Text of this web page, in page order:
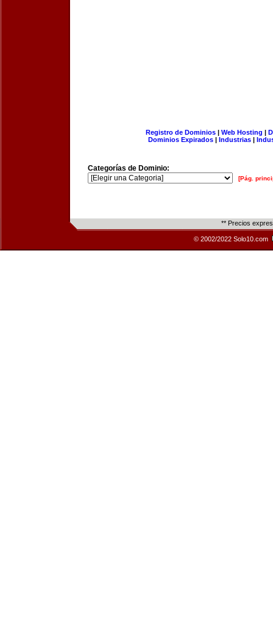
Registro de Dominios| Web Hosting |
Dominios Expirados | Industrias |
Categorías de Dominio:
[Pág.
** Precios
© 2002/2022 Solo10.com